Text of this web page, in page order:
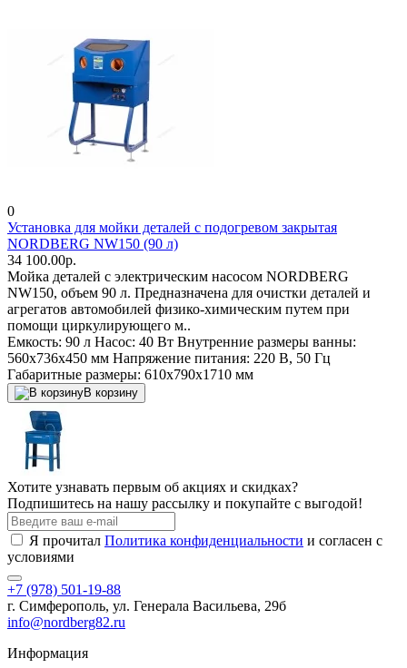
0
Установка для мойки деталей с подогревом закрытая
NORDBERG NW150 (90 л)
34 100.00р.
Мойка деталей с электрическим насосом NORDBERG
NW150, объем 90 л. Предназначена для очистки деталей и
агрегатов автомобилей физико-химическим путем при
помощи циркулирующего м..
Емкость: 90 л Насос: 40 Вт Внутренние размеры ванны:
560x736x450 мм Напряжение питания: 220 В, 50 Гц
Габаритные размеры: 610x790x1710 мм
В корзину
Хотите узнавать первым об акциях и скидках?
Подпишитесь на нашу рассылку и покупайте с выгодой!
Я прочитал Политика конфиденциальности и согласен с
условиями
+7 (978) 501-19-88
г. Симферополь, ул. Генерала Васильева, 29б
info@nordberg82.ru
Информация